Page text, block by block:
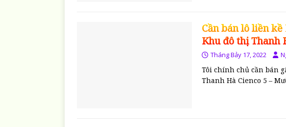
Cần bán lô liền
Khu đô thị Thanh
Tháng Bảy 17, 2022
Tôi chính chủ cần bán
Thanh Hà Cienco 5 –